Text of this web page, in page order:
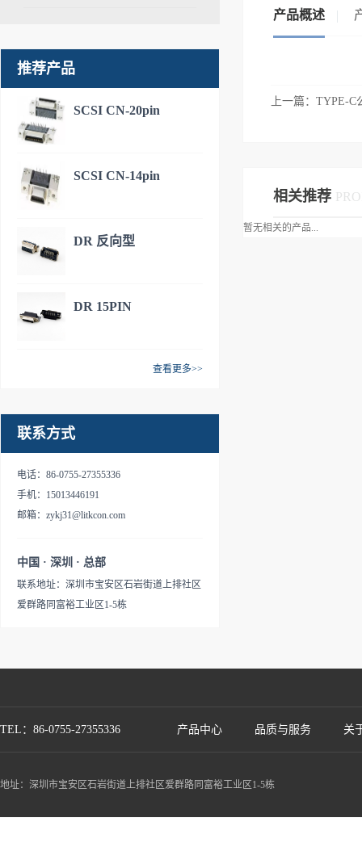
推荐产品
SCSI CN-20pin
SCSI CN-14pin
DR 反向型
DR 15PIN
查看更多>>
联系方式
电话：86-0755-27355336
手机：15013446191
邮箱：zykj31@litkcon.com
中国 · 深圳 · 总部
联系地址：深圳市宝安区石岩街道上排社区
爱群路同富裕工业区1-5栋
产品概述
上一篇： TYPE-C
相关推荐
暂无相关的产品...
TEL：86-0755-27355336 产品中心 品质与服务 关
地址：深圳市宝安区石岩街道上排社区爱群路同富裕工业区1-5栋